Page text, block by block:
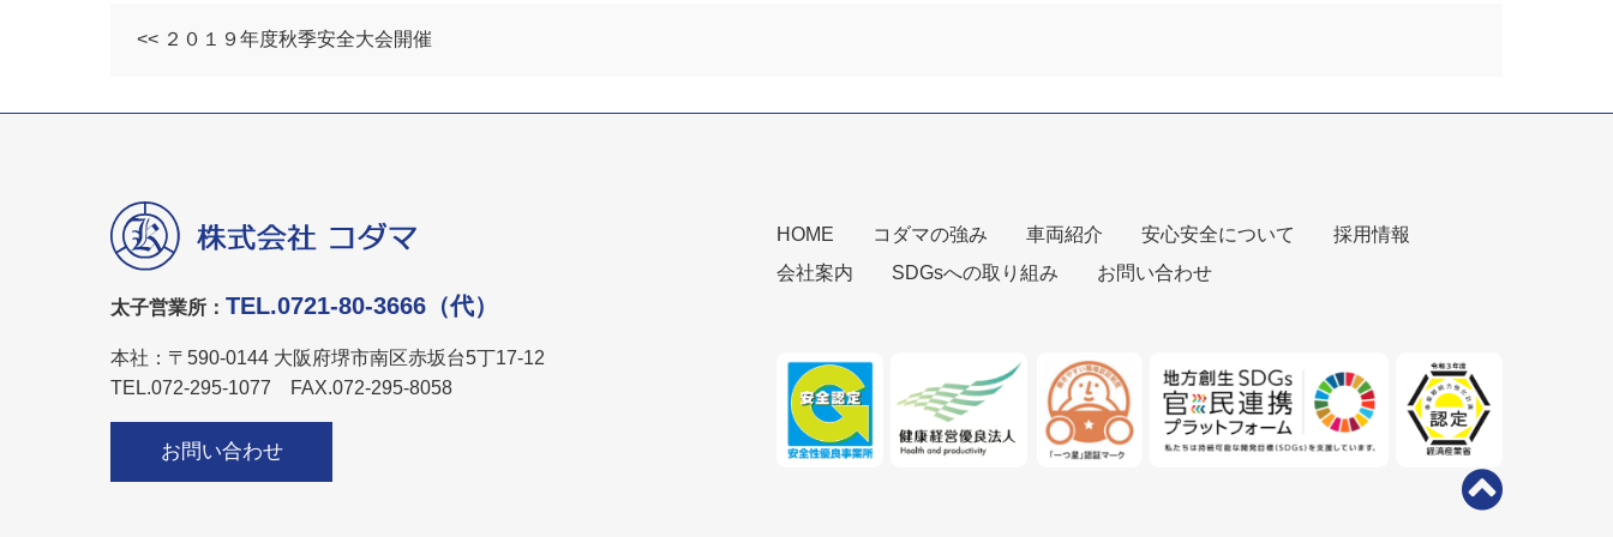
<< ２０１９年度秋季安全大会開催
太子営業所： TEL.0721-80-3666（代）
本社：〒590-0144 大阪府堺市南区赤坂台5丁17-12
TEL.072-295-1077 FAX.072-295-8058
お問い合わせ
HOME コダマの強み 車両紹介 安心安全について
採用情報
会社案内
SDGsへの取り組み お問い合わせ